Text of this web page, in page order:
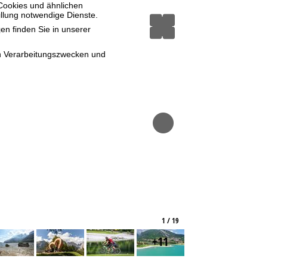
und ähnlichen
notwendige Dienste.
finden Sie in unserer
und
1 / 19
+11